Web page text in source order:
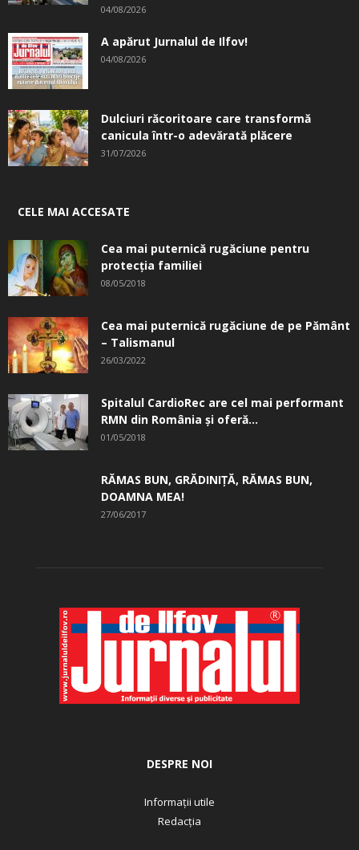
04/08/2026
A apărut Jurnalul de Ilfov!
04/08/2026
Dulciuri răcoritoare care transformă
canicula într-o adevărată plăcere
31/07/2026
CELE MAI ACCESATE
Cea mai puternică rugăciune pentru
protecția familiei
08/05/2018
Cea mai puternică rugăciune de pe Pământ
– Talismanul
26/03/2022
Spitalul CardioRec are cel mai performant
RMN din România și oferă...
01/05/2018
RĂMAS BUN, GRĂDINIŢĂ, ­RĂMAS BUN,
DOAMNA MEA!
27/06/2017
DESPRE NOI
Informații utile
Redacția